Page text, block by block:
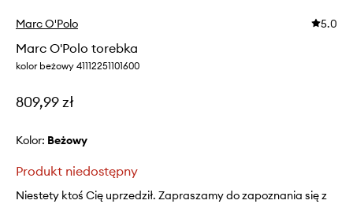
Marc O'Polo 5.0
Marc O'Polo torebka
kolor beżowy 41112251101600
809,99 zł
Kolor: beżowy
Produkt niedostępny
Niestety ktoś Cię uprzedził. Zapraszamy do zapoznania się z